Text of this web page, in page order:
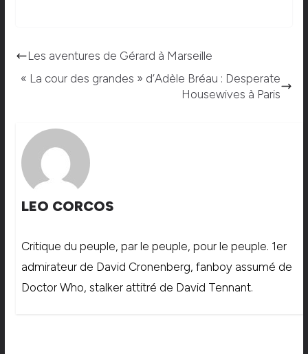
Les aventures de Gérard à Marseille
« La cour des grandes » d’Adèle Bréau : Desperate
Housewives à Paris
LEO CORCOS
Critique du peuple, par le peuple, pour le peuple. 1er
admirateur de David Cronenberg, fanboy assumé de
Doctor Who, stalker attitré de David Tennant.